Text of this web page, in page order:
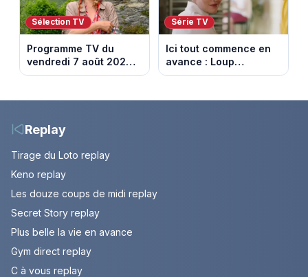
Sélection TV
Programme TV du
vendredi 7 août 2026 :
notre sélection pour
Série TV
Ici tout commence en
avance : Loup
découvre la trahison
10 août 2026 (spoiler)
Replay
Tirage du Loto replay
Keno replay
Les douze coups de midi replay
Secret Story replay
Plus belle la vie en avance
Gym direct replay
C à vous replay